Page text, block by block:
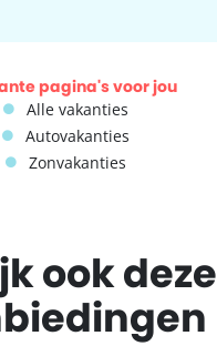
pagina's voor jou
Alle vakanties
Autovakanties
Zonvakanties
ook deze